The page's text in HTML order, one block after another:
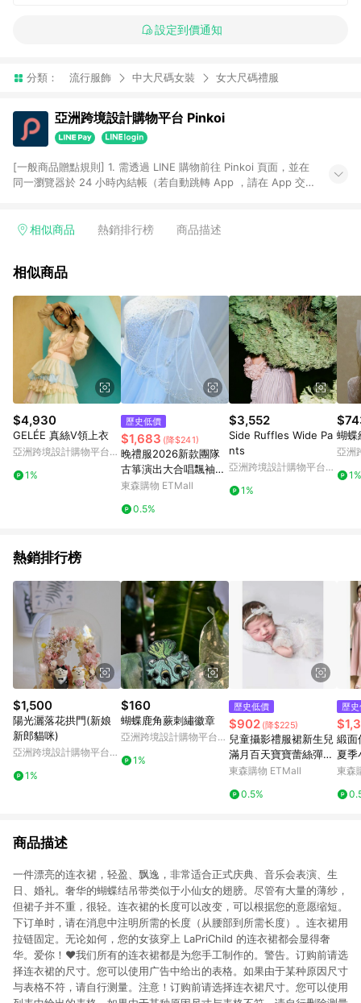
設定到價通知
分類： 流行服飾 中大尺碼女裝 女大尺碼禮服
亞洲跨境設計購物平台 Pinkoi
[一般商品贈點規則] 1. 需透過 LINE 購物前往 Pinkoi 頁面，並在
同一瀏覽器於 24 小時內結帳（若自動跳轉 App ，請在 App 交
回饋訂單不得享有 Pinkoi 站方優惠，例如首購優惠，P coins，
行為，不具贈點資格，部分退款不在此限。 6. APP 請更新至
貨後 45 天後發送。 8. 群眾募資商品，禮物卡，開館保證金，補
運費，攤位費等不具贈點資格。 9. LINE 購物站上之商品規格、
顏色、價位、贈品如與 Pinkoi 商品資訊頁及購物車不符，以
Pinkoi 購物商品資訊頁及購物車標示為準。 10. 點數紅包使用規
則請以點數紅包活動說明為準。 11. 若於 LINE 購物前往 Pinkoi
頁面後才首次下載 Pinkoi APP 並完成訂單，不符合導購資格；承
上，首次下載 Pinkoi APP 後，需透過 LINE 購物前往 Pinkoi 頁
面，方享導購資格。
相似商品 熱銷排行榜 商品描述
相似商品
$4,930
GELÉE 真絲V領上衣
亞洲跨境設計購物平台
1%
歷史低價
$1,683 (降$241)
晚禮服2026新款團隊
古箏演出大合唱飄袖禮
服裙藍色主持女長款畢
東森購物 ETMall
0.5%
$3,552
Side Ruffles Wide Pa
nts
亞洲跨境設計購物平台
1%
蝴蝶
亞洲
1%
熱銷排行榜
$1,500
陽光灑落花拱門(新娘
新郎貓咪)
亞洲跨境設計購物平台
1%
$160
蝴蝶鹿角蕨刺繡徽章
亞洲跨境設計購物平台
1%
歷史低價
$902 (降$225)
兒童攝影禮服裙新生兒
滿月百天寶寶蕾絲彈力
禮服套裝影樓攝影道具
東森購物 ETMall
0.5%
歷
緞面
夏季
裙女
東森
商品描述
一件漂亮的连衣裙，轻盈、飘逸，非常适合正式庆典、音乐会表演、生
日、婚礼。奢华的蝴蝶结吊带类似于小仙女的翅膀。尽管有大量的薄纱，
但裙子并不重，很轻。连衣裙的长度可以改变，可以根据您的意愿缩短。
下订单时，请在消息中注明所需的长度（从腰部到所需长度）。连衣裙用
拉链固定。无论如何，您的女孩穿上 LaPriChild 的连衣裙都会显得奢
华。爱你！❤️我们所有的连衣裙都是为您手工制作的。警告。订购前请选
择连衣裙的尺寸。您可以使用广告中给出的表格。如果由于某种原因尺寸
与表格不符，请自行测量。注意！订购前请选择连衣裙尺寸。您可以使用